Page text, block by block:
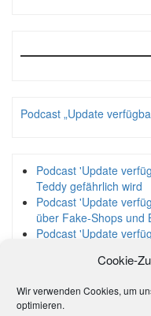
Cookie-
Wir verwenden Cookies, um
optimieren.
Podcast „Update
Podcast 'Update
Teddy gefährlich wird
Podcast 'Update
über Fake-Shops und
Podcast 'Update
Podcast 'Update
Podcast 'Update
Täuschung?